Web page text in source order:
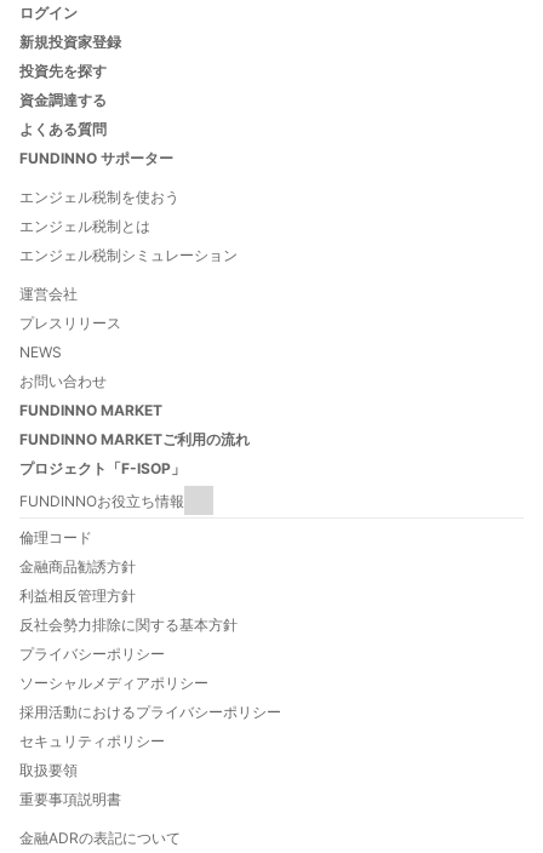
ログイン
新規投資家登録
投資先を探す
資金調達する
よくある質問
FUNDINNO サポーター
エンジェル税制を使おう
エンジェル税制とは
エンジェル税制シミュレーション
運営会社
プレスリリース
NEWS
お問い合わせ
FUNDINNO MARKET
FUNDINNO MARKETご利用の流れ
プロジェクト「F-ISOP」
FUNDINNOお役立ち情報
FUNDINNOとは
FUNDINNOご利用ガイド
数字でわかるFUNDINNO
法人口座開設について
FUNDINNO型新株予約権とは
特定投資家制度について
自己資本規制比率について
投資家向け優待と特典のご案内
FUNDINNO HOT THEMES
倫理コード
金融商品勧誘方針
利益相反管理方針
反社会勢力排除に関する基本方針
プライバシーポリシー
ソーシャルメディアポリシー
採用活動におけるプライバシーポリシー
セキュリティポリシー
取扱要領
重要事項説明書
金融ADRの表記について